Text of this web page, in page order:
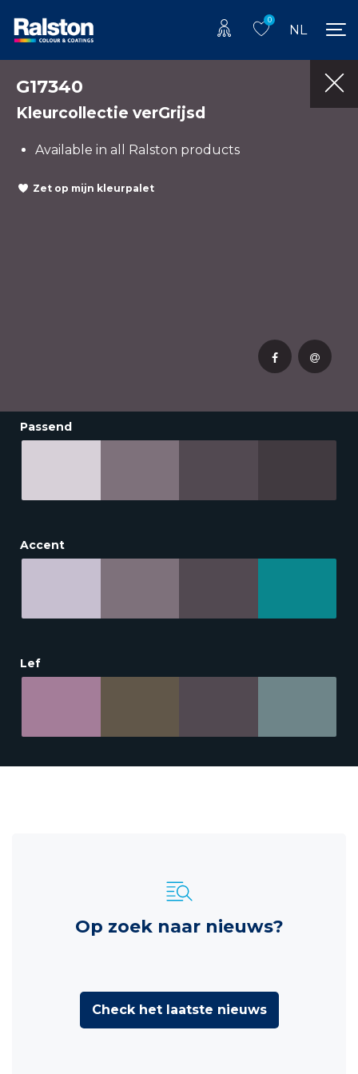
0
NL
G17340
Kleurcollectie verGrijsd
Available in all Ralston products
Zet op mijn kleurpalet
Passend
Accent
Lef
Op zoek naar nieuws?
Check het laatste nieuws